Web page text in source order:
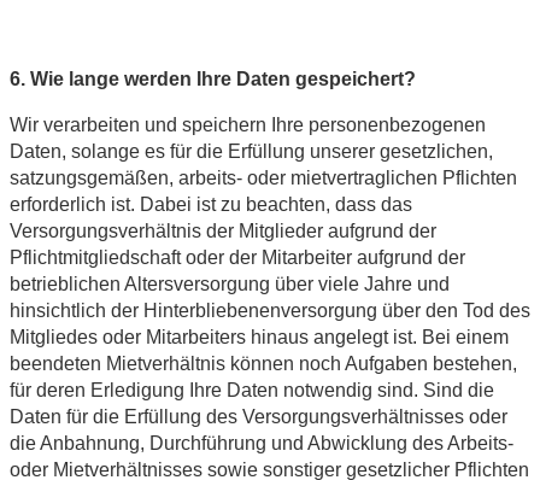
6. Wie lange werden Ihre Daten gespeichert?
Wir verarbeiten und speichern Ihre personenbezogenen
Daten, solange es für die Erfüllung unserer gesetzlichen,
satzungsgemäßen, arbeits- oder mietvertraglichen Pflichten
erforderlich ist. Dabei ist zu beachten, dass das
Versorgungsverhältnis der Mitglieder aufgrund der
Pflichtmitgliedschaft oder der Mitarbeiter aufgrund der
betrieblichen Altersversorgung über viele Jahre und
hinsichtlich der Hinterbliebenenversorgung über den Tod des
Mitgliedes oder Mitarbeiters hinaus angelegt ist. Bei einem
beendeten Mietverhältnis können noch Aufgaben bestehen,
für deren Erledigung Ihre Daten notwendig sind. Sind die
Daten für die Erfüllung des Versorgungsverhältnisses oder
die Anbahnung, Durchführung und Abwicklung des Arbeits-
oder Mietverhältnisses sowie sonstiger gesetzlicher Pflichten